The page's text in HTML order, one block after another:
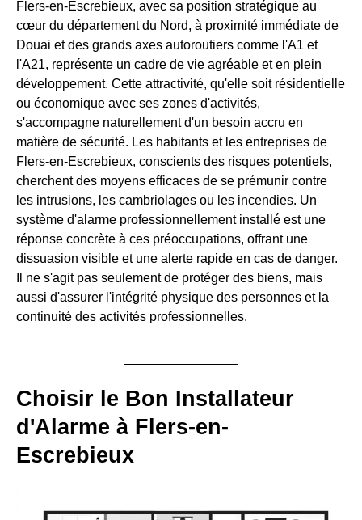
Flers-en-Escrebieux, avec sa position stratégique au
cœur du département du Nord, à proximité immédiate de
Douai et des grands axes autoroutiers comme l'A1 et
l'A21, représente un cadre de vie agréable et en plein
développement. Cette attractivité, qu'elle soit résidentielle
ou économique avec ses zones d'activités,
s'accompagne naturellement d'un besoin accru en
matière de sécurité. Les habitants et les entreprises de
Flers-en-Escrebieux, conscients des risques potentiels,
cherchent des moyens efficaces de se prémunir contre
les intrusions, les cambriolages ou les incendies. Un
système d'alarme professionnellement installé est une
réponse concrète à ces préoccupations, offrant une
dissuasion visible et une alerte rapide en cas de danger.
Il ne s'agit pas seulement de protéger des biens, mais
aussi d'assurer l'intégrité physique des personnes et la
continuité des activités professionnelles.
Choisir le Bon Installateur
d'Alarme à Flers-en-
Escrebieux